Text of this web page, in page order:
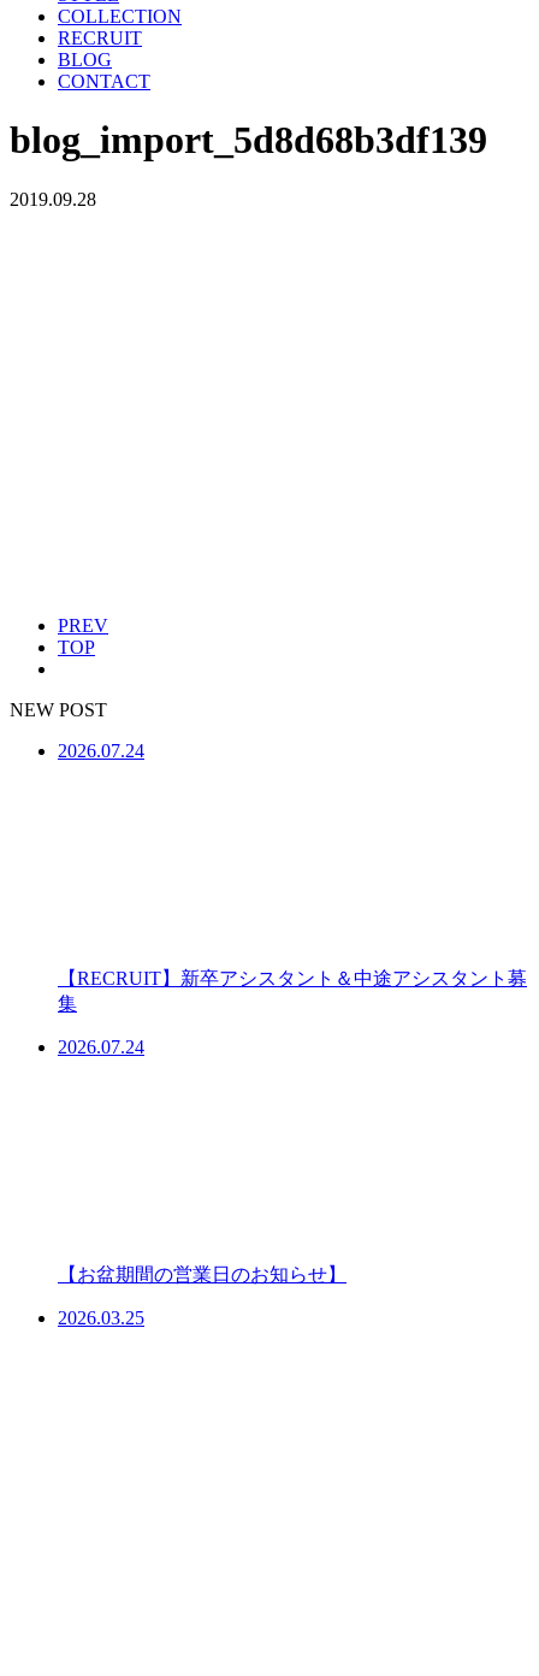
COLLECTION
RECRUIT
BLOG
CONTACT
blog_import_5d8d68b3df139
2019.09.28
PREV
TOP
NEW POST
2026.07.24
【RECRUIT】新卒アシスタント＆中途アシスタント募
集
2026.07.24
【お盆期間の営業日のお知らせ】
2026.03.25